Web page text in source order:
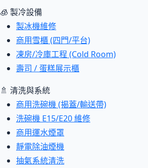
🧊 製冷設備
製冰機維修
商用雪櫃 (四門/平台)
凍房/冷庫工程 (Cold Room)
壽司 / 蛋糕展示櫃
🚿 清洗與系統
商用洗碗機 (揭蓋/輸送帶)
洗碗機 E15/E20 維修
商用運水煙罩
靜電除油煙機
抽氣系統清洗